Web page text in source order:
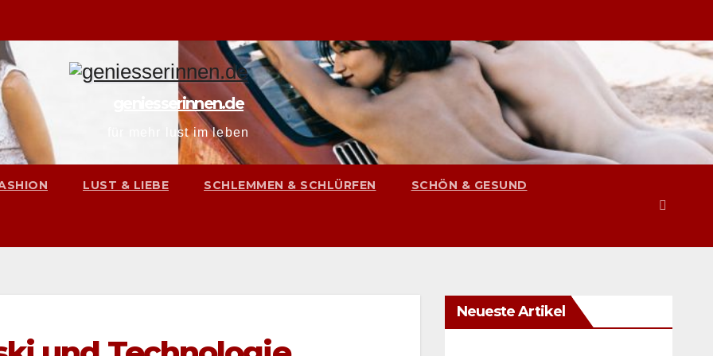
geniesserinnen.de
für mehr lust im leben
LUST & LIEBE SCHLEMMEN & SCHLÜRFEN SCHÖN & GESUND
Neueste Artikel